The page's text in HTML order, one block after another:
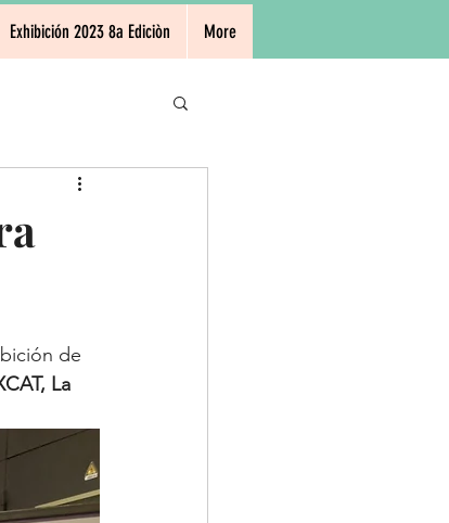
Exhibición 2023 8a Ediciòn More
de
La